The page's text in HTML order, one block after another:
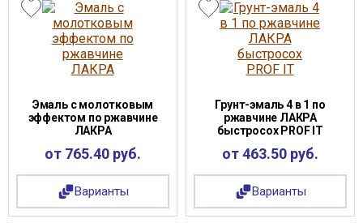
Эмаль с молотковым
эффектом по ржавчине
ЛАКРА
от 765.40 руб.
Варианты
Грунт-эмаль 4 в 1 по
ржавчине ЛАКРА
быстросох PROF IT
от 463.50 руб.
Варианты